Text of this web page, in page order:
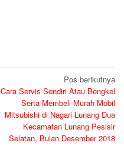
Pos berikutnya
Cara Servis Sendiri Atau Bengkel
Serta Membeli Murah Mobil
Mitsubishi di Nagari Lunang Dua
Kecamatan Lunang Pesisir
Selatan, Bulan Desember 2018